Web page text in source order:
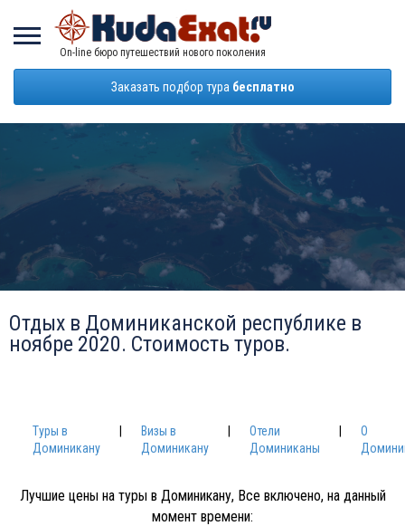
On-line бюро путешествий нового поколения
Заказать подбор тура бесплатно
Отдых в Доминиканской республике в
ноябре 2020. Стоимость туров.
Туры в
Доминикану
Визы в
Доминикану
Отели
Доминиканы
О
Лучшие цены на туры в Доминикану, Все включено, на данный
момент времени: